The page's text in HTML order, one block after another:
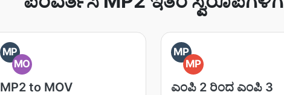
MP
MO
MP2 to MOV
MP
MP
ಎಂಪಿ 2 ರಿಂದ ಎಂಪಿ 3